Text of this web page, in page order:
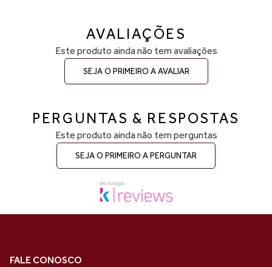
AVALIAÇÕES
Este produto ainda não tem avaliações
SEJA O PRIMEIRO A AVALIAR
PERGUNTAS & RESPOSTAS
Este produto ainda não tem perguntas
SEJA O PRIMEIRO A PERGUNTAR
FALE CONOSCO